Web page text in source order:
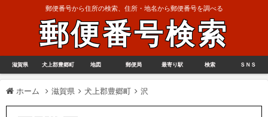
郵便番号から住所の検索、住所・地名から郵便番号を調べる
郵便番号検索
滋賀県 犬上郡豊郷町 地図 郵便局 最寄り駅 検索 ＳＮＳ
ホーム 滋賀県 犬上郡豊郷町 沢